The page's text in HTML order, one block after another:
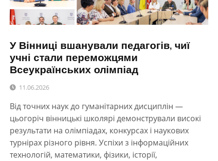
У Вінниці вшанували педагогів, чиї
учні стали переможцями
Всеукраїнських олімпіад
11.06.2026
Від точних наук до гуманітарних дисциплін —
цьогоріч вінницькі школярі демонстрували високі
результати на олімпіадах, конкурсах і наукових
турнірах різного рівня. Успіхи з інформаційних
технологій, математики, фізики, історії,